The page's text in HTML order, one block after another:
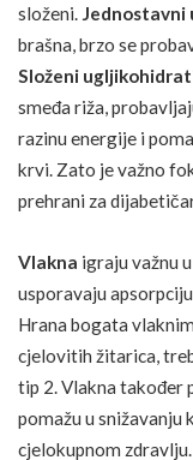
složeni.
brašna, brzo se
Složeni
smeđa riža,
razinu energije i
krvi. Zato je važno
prehrani za
Vlakna igraju važnu
usporavaju
Hrana bogata
cjelovitih žitarica,
tip 2.Vlakna također
pomažu u
cjelokupnom zdravlju.